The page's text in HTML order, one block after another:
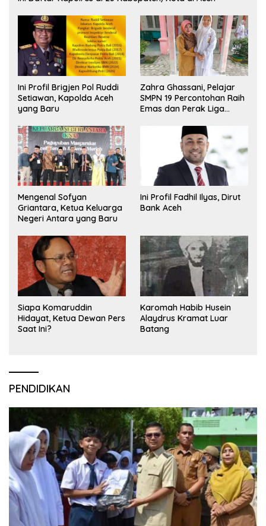
Ini Profil Brigjen Pol Ruddi
Setiawan, Kapolda Aceh
yang Baru
Zahra Ghassani, Pelajar
SMPN 19 Percontohan Raih
Emas dan Perak Liga
Mengenal Sofyan
Griantara, Ketua Keluarga
Negeri Antara yang Baru
Ini Profil Fadhil Ilyas, Dirut
Bank Aceh
Siapa Komaruddin
Hidayat, Ketua Dewan Pers
Saat Ini?
Karomah Habib Husein
Alaydrus Kramat Luar
Batang
PENDIDIKAN